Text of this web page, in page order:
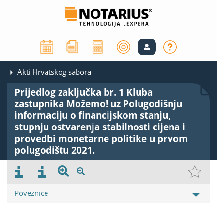
Akti Hrvatskog sabora
Prijedlog zaključka br. 1 Kluba
zastupnika Možemo! uz Polugodišnju
informaciju o financijskom stanju,
stupnju ostvarenja stabilnosti cijena i
provedbi monetarne politike u prvom
polugodištu 2021.
Poveznice